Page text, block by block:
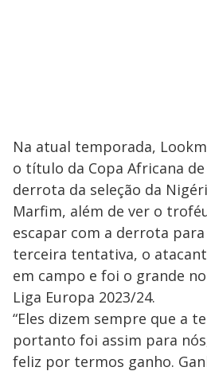
Na atual temporada,
o título da Copa Africana
derrota da seleção da
Marfim, além de ver o
escapar com a derrota para
terceira tentativa, o
em campo e foi o grande
Liga Europa 2023/24.
“Eles dizem sempre que a
portanto foi assim para
feliz por termos ganho.